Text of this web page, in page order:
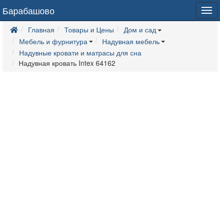
Барабашово
Главная Товары и Цены
Дом и сад
Мебель и фурнитура
Надувная мебель
Надувные кровати и матрасы для сна
Надувная кровать Intex 64162